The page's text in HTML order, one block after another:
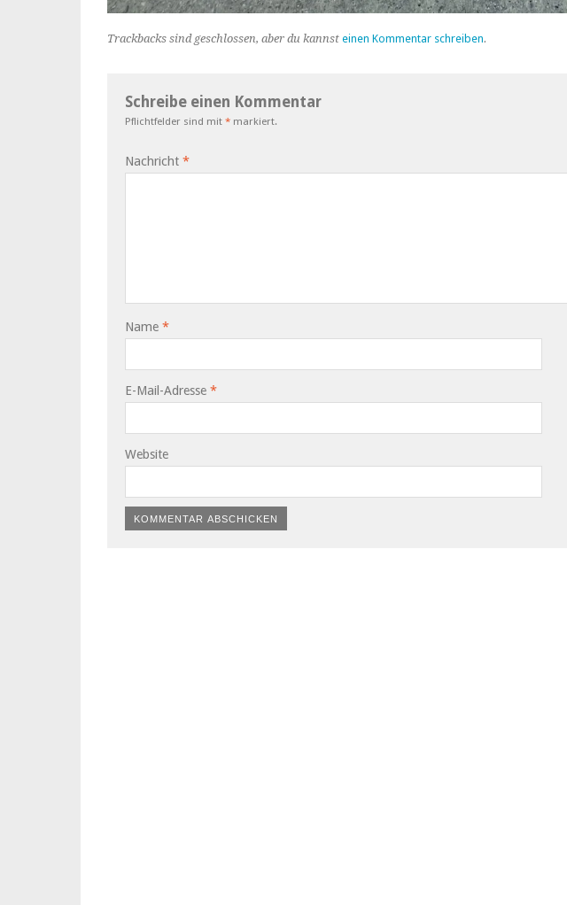
Trackbacks sind geschlossen, aber du kannst einen Kommentar schreiben.
Schreibe einen Kommentar
Pflichtfelder sind mit * markiert.
Nachricht *
Name *
E-Mail-Adresse *
Website